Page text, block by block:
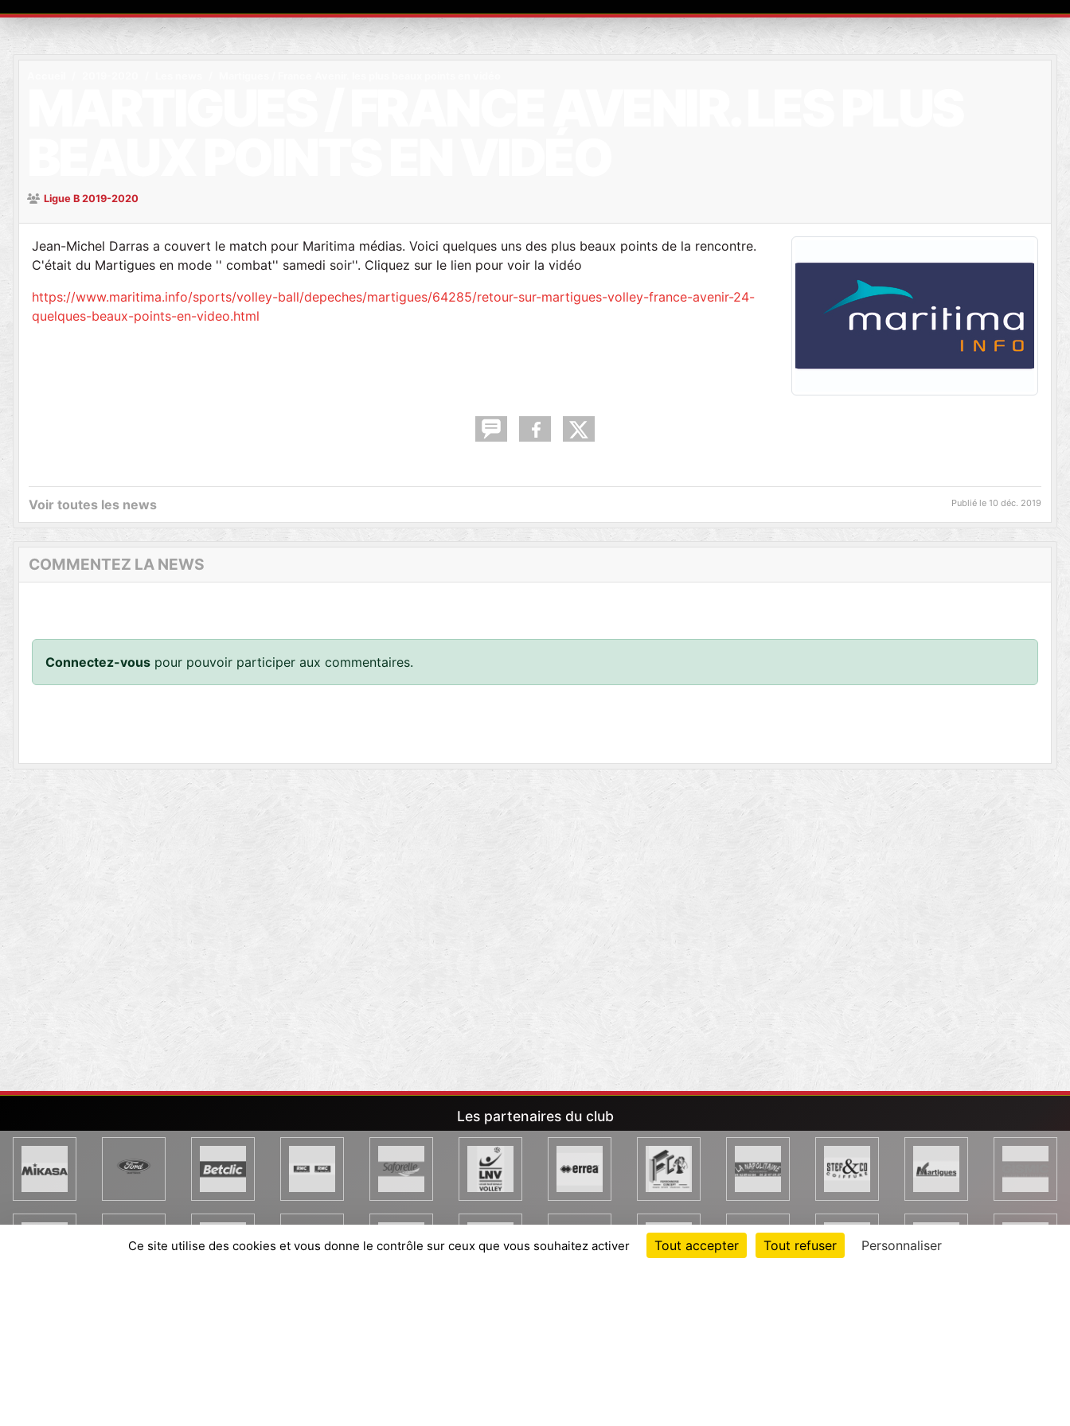
Ligue B 2019-2020
Jean-Michel Darras a couvert le match pour Maritima médias. Voici quelques uns des plus beaux points de la rencontre.
C'était du Martigues en mode '' combat'' samedi soir''. Cliquez sur le lien pour voir la vidéo
https://www.maritima.info/sports/volley-ball/depeches/martigues/64285/retour-sur-martigues-volley-france-avenir-24-
quelques-beaux-points-en-video.html
Voir toutes les news Publié le 10 déc. 2019
COMMENTEZ LA NEWS
Connectez-vous pour pouvoir participer aux commentaires.
Les partenaires du club
Ce site utilise des cookies et vous donne le contrôle sur ceux que vous souhaitez activer Tout accepter Tout refuser Personnaliser